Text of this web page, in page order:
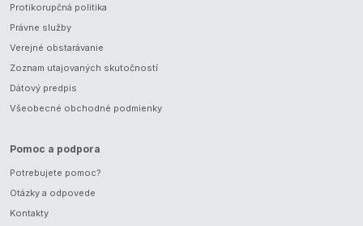
Protikorupčná politika
Právne služby
Verejné obstarávanie
Zoznam utajovaných skutočností
Dátový predpis
Všeobecné obchodné podmienky
Pomoc a podpora
Potrebujete pomoc?
Otázky a odpovede
Kontakty